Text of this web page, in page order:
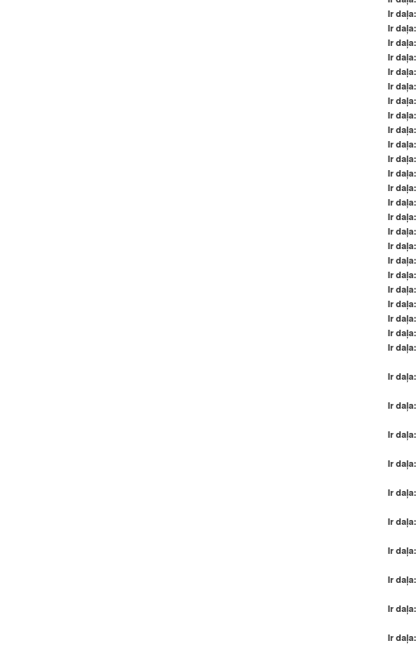
Ir daļa:
Ir daļa:
Ir daļa:
Ir daļa:
Ir daļa:
Ir daļa:
Ir daļa:
Ir daļa:
Ir daļa:
Ir daļa:
Ir daļa:
Ir daļa:
Ir daļa:
Ir daļa:
Ir daļa:
Ir daļa:
Ir daļa:
Ir daļa:
Ir daļa:
Ir daļa:
Ir daļa:
Ir daļa:
Ir daļa:
Ir daļa:
Ir daļa:
Ir daļa:
Ir daļa:
Ir daļa:
Ir daļa:
Ir daļa:
Ir daļa:
Ir daļa:
Ir daļa:
Ir daļa: